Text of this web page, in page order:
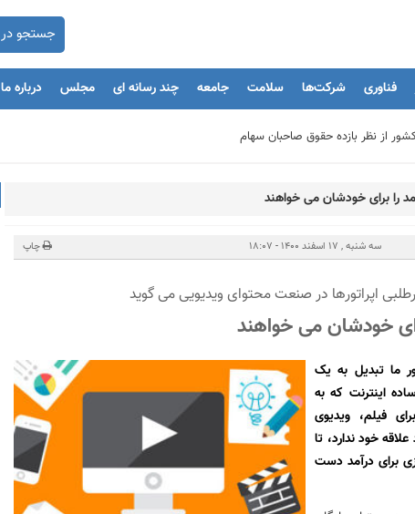
فناوری شرکت‌ها سلامت جامعه چند رسانه ای مجلس درباره ما
كمك به مدیریت مالی بنگاه های اقتصادی
بهارلو با حمایت بانک سامان
متری مسکن می‌تواند سرمایه‌گذاران را با بحران مواجه کند
رسید
در سال جاری با حضور مدیرعامل و مدیران ارشد بانک
مادام العمر ارس» بین شرکت بیمه باران و گروه صنعتی انتخاب
در اجرای قانون تسهیل مجوزهای كسب‌و‌كار بی‌اغماض عمل می‌كنیم
را برای خودشان می خواهند
سه شنبه , 17 اسفند 1400 - 18:07 چاپ
اپراتورها در صنعت محتوای ویدیویی می گوید
خودشان می خواهند
ما تبدیل به یک
اینترنت که به
فیلم، ویدیوی
خود ندارد، تا
برای درآمد دست